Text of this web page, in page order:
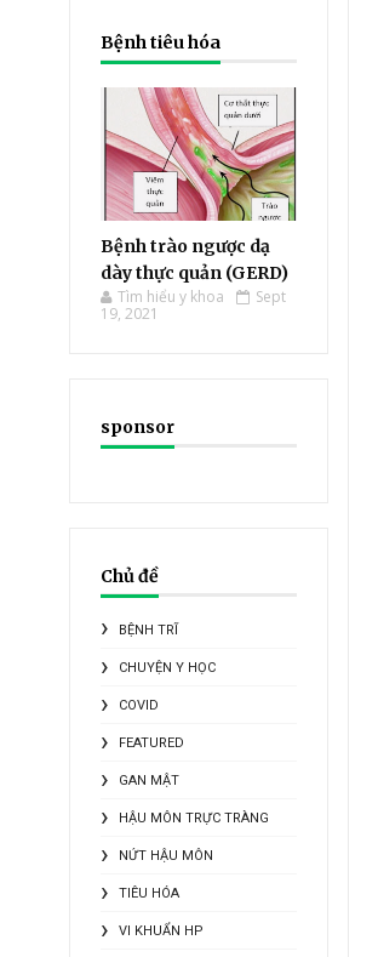
Bệnh tiêu hóa
Bệnh trào ngược dạ
dày thực quản (GERD)
Tìm hiểu y khoa
Sept
19, 2021
sponsor
Chủ đề
BỆNH TRĨ
CHUYỆN Y HỌC
COVID
FEATURED
GAN MẬT
HẬU MÔN TRỰC TRÀNG
NỨT HẬU MÔN
TIÊU HÓA
VI KHUẨN HP